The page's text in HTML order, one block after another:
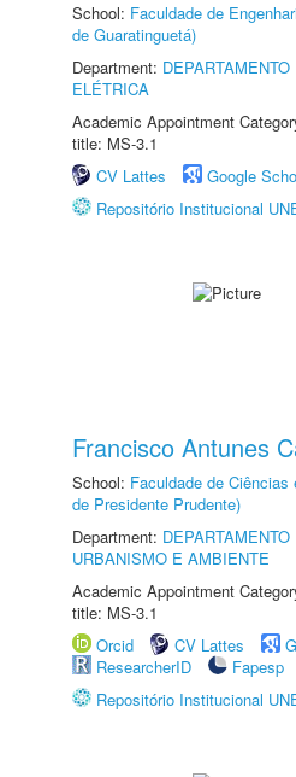
School: Faculdade de
de Guaratinguetá)
Department:
ELÉTRICA
Academic Appointment
title: MS-3.1
CV Lattes
Google
Repositório Institucional
Francisco Antunes
School: Faculdade de Ciências
de Presidente Prudente)
Department:
URBANISMO E AMBIENTE
Academic Appointment
title: MS-3.1
Orcid
CV Lattes
ResearcherID
Fapesp
Repositório Institucional